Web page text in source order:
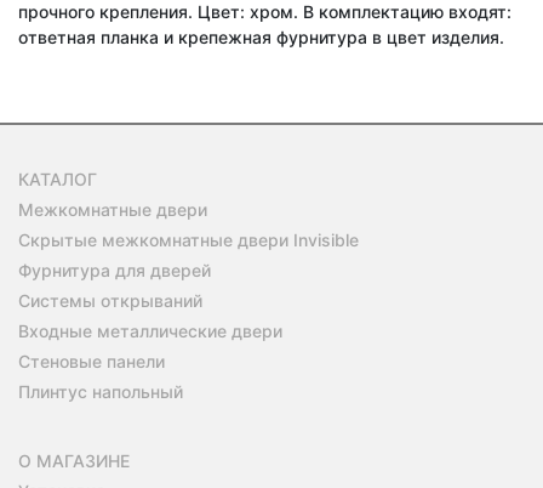
прочного крепления. Цвет: хром. В комплектацию входят:
ответная планка и крепежная фурнитура в цвет изделия.
КАТАЛОГ
Межкомнатные двери
Скрытые межкомнатные двери Invisible
Фурнитура для дверей
Системы открываний
Входные металлические двери
Стеновые панели
Плинтус напольный
О МАГАЗИНЕ